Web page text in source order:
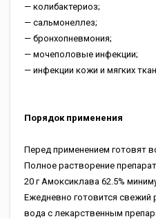
— колибактериоз;
— сальмонеллез;
— бронхопневмония;
— мочеполовые инфекции;
— инфекции кожи и мягких
Порядок применения
Перед применением готовят
Полное растворение
20 г Амоксиклава 62.5%
Ежедневно готовится свежий
вода с лекарственным